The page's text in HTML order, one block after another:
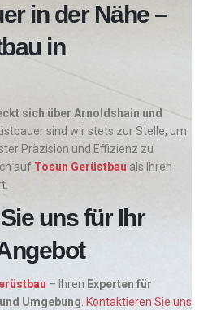
in der Nähe –
in
sich über Arnoldshain und
sind wir stets zur Stelle, um
Präzision und Effizienz zu
auf Tosun Gerüstbau als Ihren
uns für Ihr
– Ihren Experten für
Umgebung Kontaktieren Sie uns